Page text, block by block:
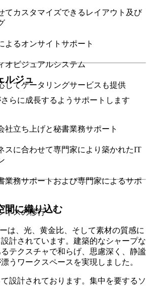
てカスタマイズできるレイアウト及び
よるオンサイトサポート
オビジュアルシステム
じてケータリングサービスも提供
ルジュ
らに成長するようサポートします
社立ち上げと秘書業務サポート
スに合わせて専門家により築かれたIT
業務サポートおよび専門家によるサポ
ネスの移行
間に織り込む
は、光、黄金比、そして素材の質感に
計されています。建築的なシャープな
テクスチャで和らげ、思慮深く、静謐
うワークスペースを実現しました。
設計されております。集中を要するソ